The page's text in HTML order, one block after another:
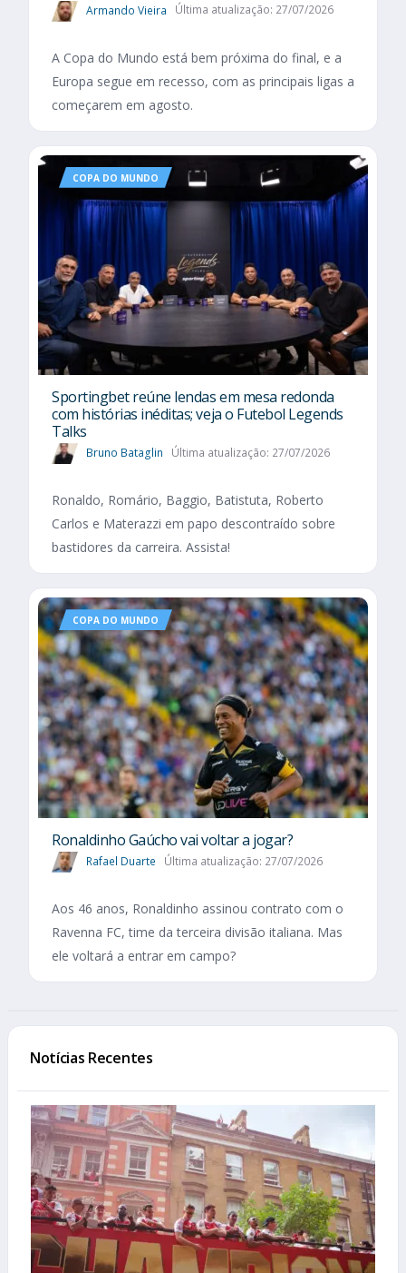
Armando Vieira Última atualização: 27/07/2026
A Copa do Mundo está bem próxima do final, e a
Europa segue em recesso, com as principais ligas a
começarem em agosto.
COPA DO MUNDO
Sportingbet reúne lendas em mesa redonda
com histórias inéditas; veja o Futebol Legends
Talks
Bruno Bataglin Última atualização: 27/07/2026
Ronaldo, Romário, Baggio, Batistuta, Roberto
Carlos e Materazzi em papo descontraído sobre
bastidores da carreira. Assista!
COPA DO MUNDO
Ronaldinho Gaúcho vai voltar a jogar?
Rafael Duarte Última atualização: 27/07/2026
Aos 46 anos, Ronaldinho assinou contrato com o
Ravenna FC, time da terceira divisão italiana. Mas
ele voltará a entrar em campo?
Notícias Recentes